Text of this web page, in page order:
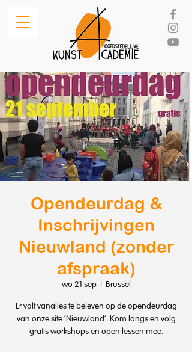
Opendeurdag &
Inschrijvingen
Nieuwland (zonder
afspraak)
wo 21 sep
  |
Brussel
Er valt vanalles te beleven op de opendeurdag
van onze site 'Nieuwland'. Kom langs en volg
gratis workshops en open lessen mee.